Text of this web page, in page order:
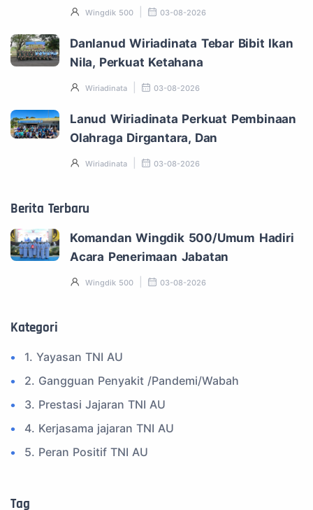
Wingdik 500 03-08-2026
Danlanud Wiriadinata Tebar Bibit Ikan
Nila, Perkuat Ketahana
Wiriadinata 03-08-2026
Lanud Wiriadinata Perkuat Pembinaan
Olahraga Dirgantara, Dan
Wiriadinata 03-08-2026
Berita Terbaru
Komandan Wingdik 500/Umum Hadiri
Acara Penerimaan Jabatan
Wingdik 500 03-08-2026
Kategori
1. Yayasan TNI AU
2. Gangguan Penyakit /Pandemi/Wabah
3. Prestasi Jajaran TNI AU
4. Kerjasama jajaran TNI AU
5. Peran Positif TNI AU
7. Spam Bukan Berita TNI
Tag